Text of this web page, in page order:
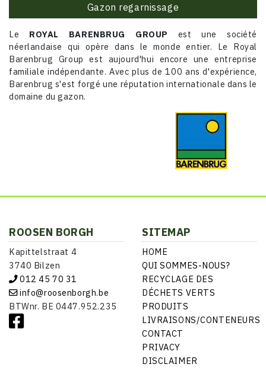
Gazon regarnissage
Le ROYAL BARENBRUG GROUP
est une société
néerlandaise qui opère dans le monde entier. Le Royal
Barenbrug Group est aujourd'hui encore une entreprise
familiale indépendante. Avec plus de 100 ans d'expérience,
Barenbrug s'est forgé une réputation internationale dans le
domaine du gazon.
ROOSEN BORGH
Kapittelstraat 4
3740 Bilzen
012 45 70 31
info@roosenborgh.be
BTWnr. BE 0447.952.235
SITEMAP
HOME
QUI SOMMES-NOUS?
RECYCLAGE DES
DÉCHETS VERTS
PRODUITS
LIVRAISONS/CONTENEURS
CONTACT
PRIVACY
DISCLAIMER